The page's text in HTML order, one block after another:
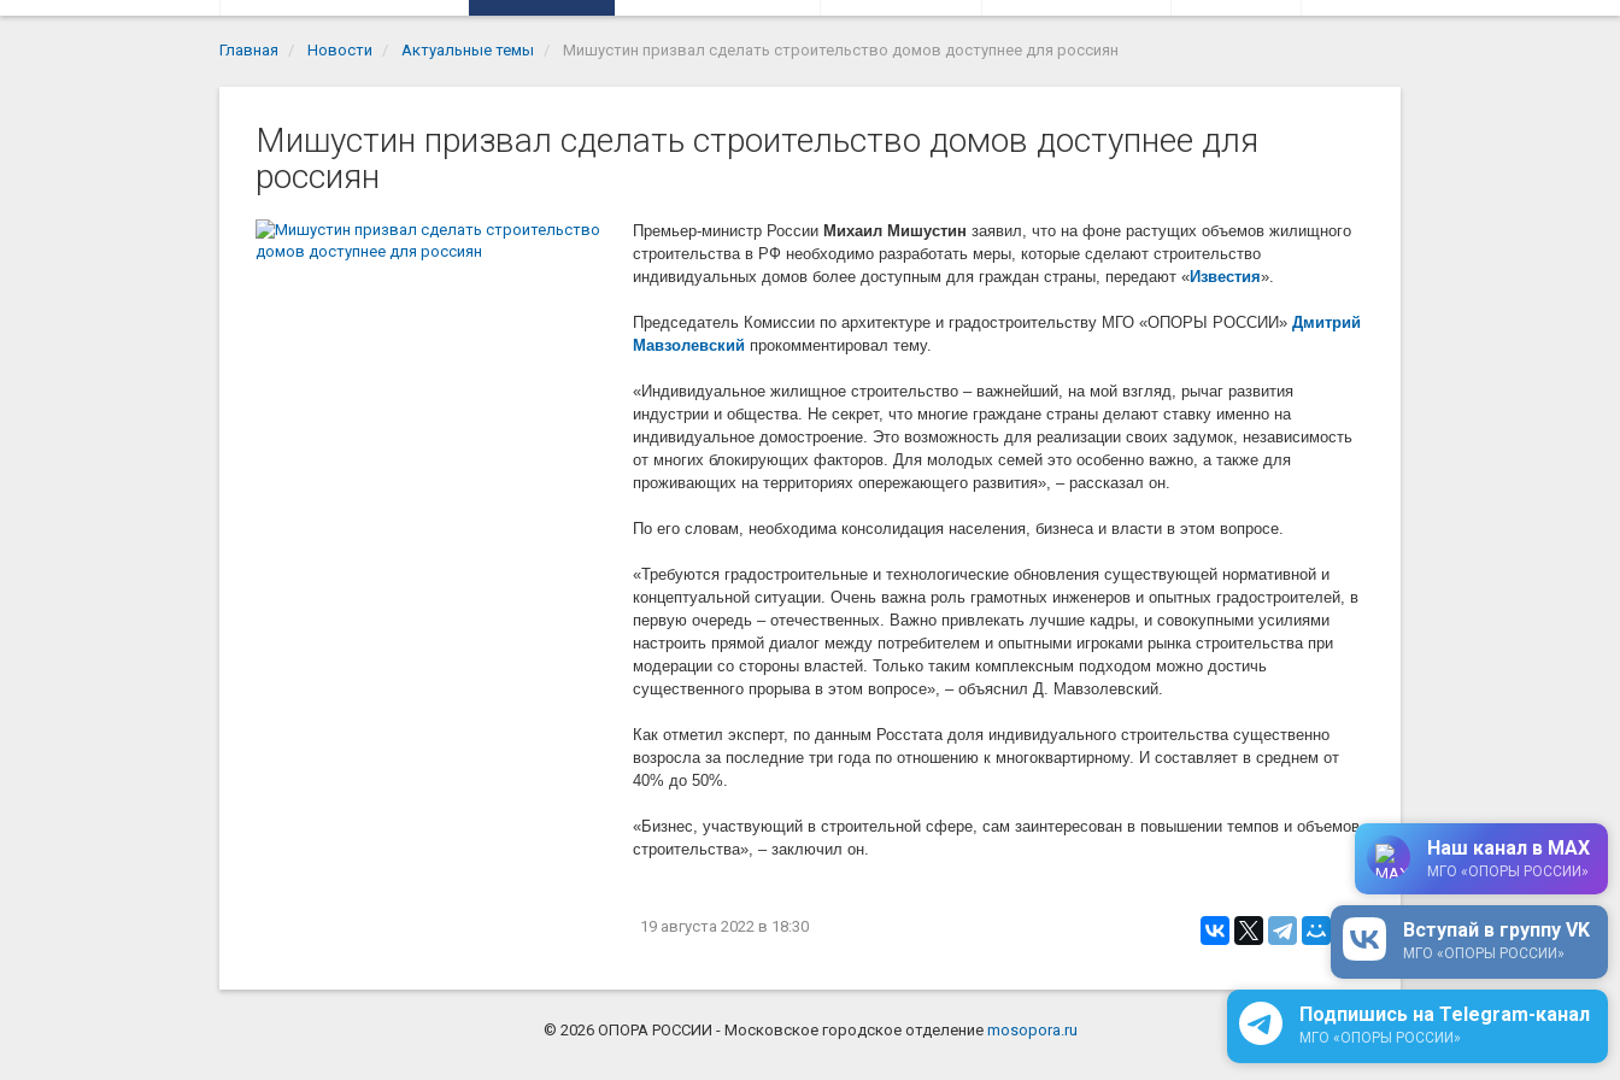
Главная Новости Актуальные темы Мишустин призвал сделать строительство домов доступнее для россиян
Мишустин призвал сделать строительство домов доступнее для
россиян
Премьер-министр РоссииМихаил Мишустин заявил, что на фоне растущих объемов жилищного
строительства в РФ необходимо разработать меры, которые сделают строительство
индивидуальных домов более доступным для граждан страны, передают «Известия».
Председатель Комиссии по архитектуре и градостроительству МГО «ОПОРЫ РОССИИ»Дмитрий
Мавзолевский прокомментировал тему.
«Индивидуальное жилищное строительство – важнейший, на мой взгляд, рычаг развития
индустрии и общества. Не секрет, что многие граждане страны делают ставку именно на
индивидуальное домостроение. Это возможность для реализации своих задумок, независимость
от многих блокирующих факторов. Для молодых семей это особенно важно, а также для
проживающих на территориях опережающего развития», – рассказал он.
По его словам, необходима консолидация населения, бизнеса и власти в этом вопросе.
«Требуются градостроительные и технологические обновления существующей нормативной и
концептуальной ситуации. Очень важна роль грамотных инженеров и опытных градостроителей, в
первую очередь – отечественных. Важно привлекать лучшие кадры, и совокупными усилиями
настроить прямой диалог между потребителем и опытными игроками рынка строительства при
модерации со стороны властей. Только таким комплексным подходом можно достичь
существенного прорыва в этом вопросе», – объяснил Д. Мавзолевский.
Как отметил эксперт, по данным Росстата доля индивидуального строительства существенно
возросла за последние три года по отношению к многоквартирному. И составляет в среднем от
40% до 50%.
«Бизнес, участвующий в строительной сфере, сам заинтересован в повышении темпов и объемов
строительства», – заключил он.
19 августа 2022 в 18:30
© 2026 ОПОРА РОССИИ - Московское городское отделение mosopora.ru
Подпишись на Telegram-канал
МГО «ОПОРЫ РОССИИ»
Вступай в группу VK
МГО «ОПОРЫ РОССИИ»
Наш канал в MAX
МГО «ОПОРЫ РОССИИ»